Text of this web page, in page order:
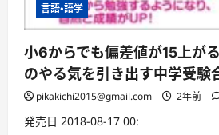
言語・語学
小6からでも偏差値が15上が
のやる気を引き出す中学受験
pikakichi2015@gmail.com 2年前
発売日 2018-08-17 00: